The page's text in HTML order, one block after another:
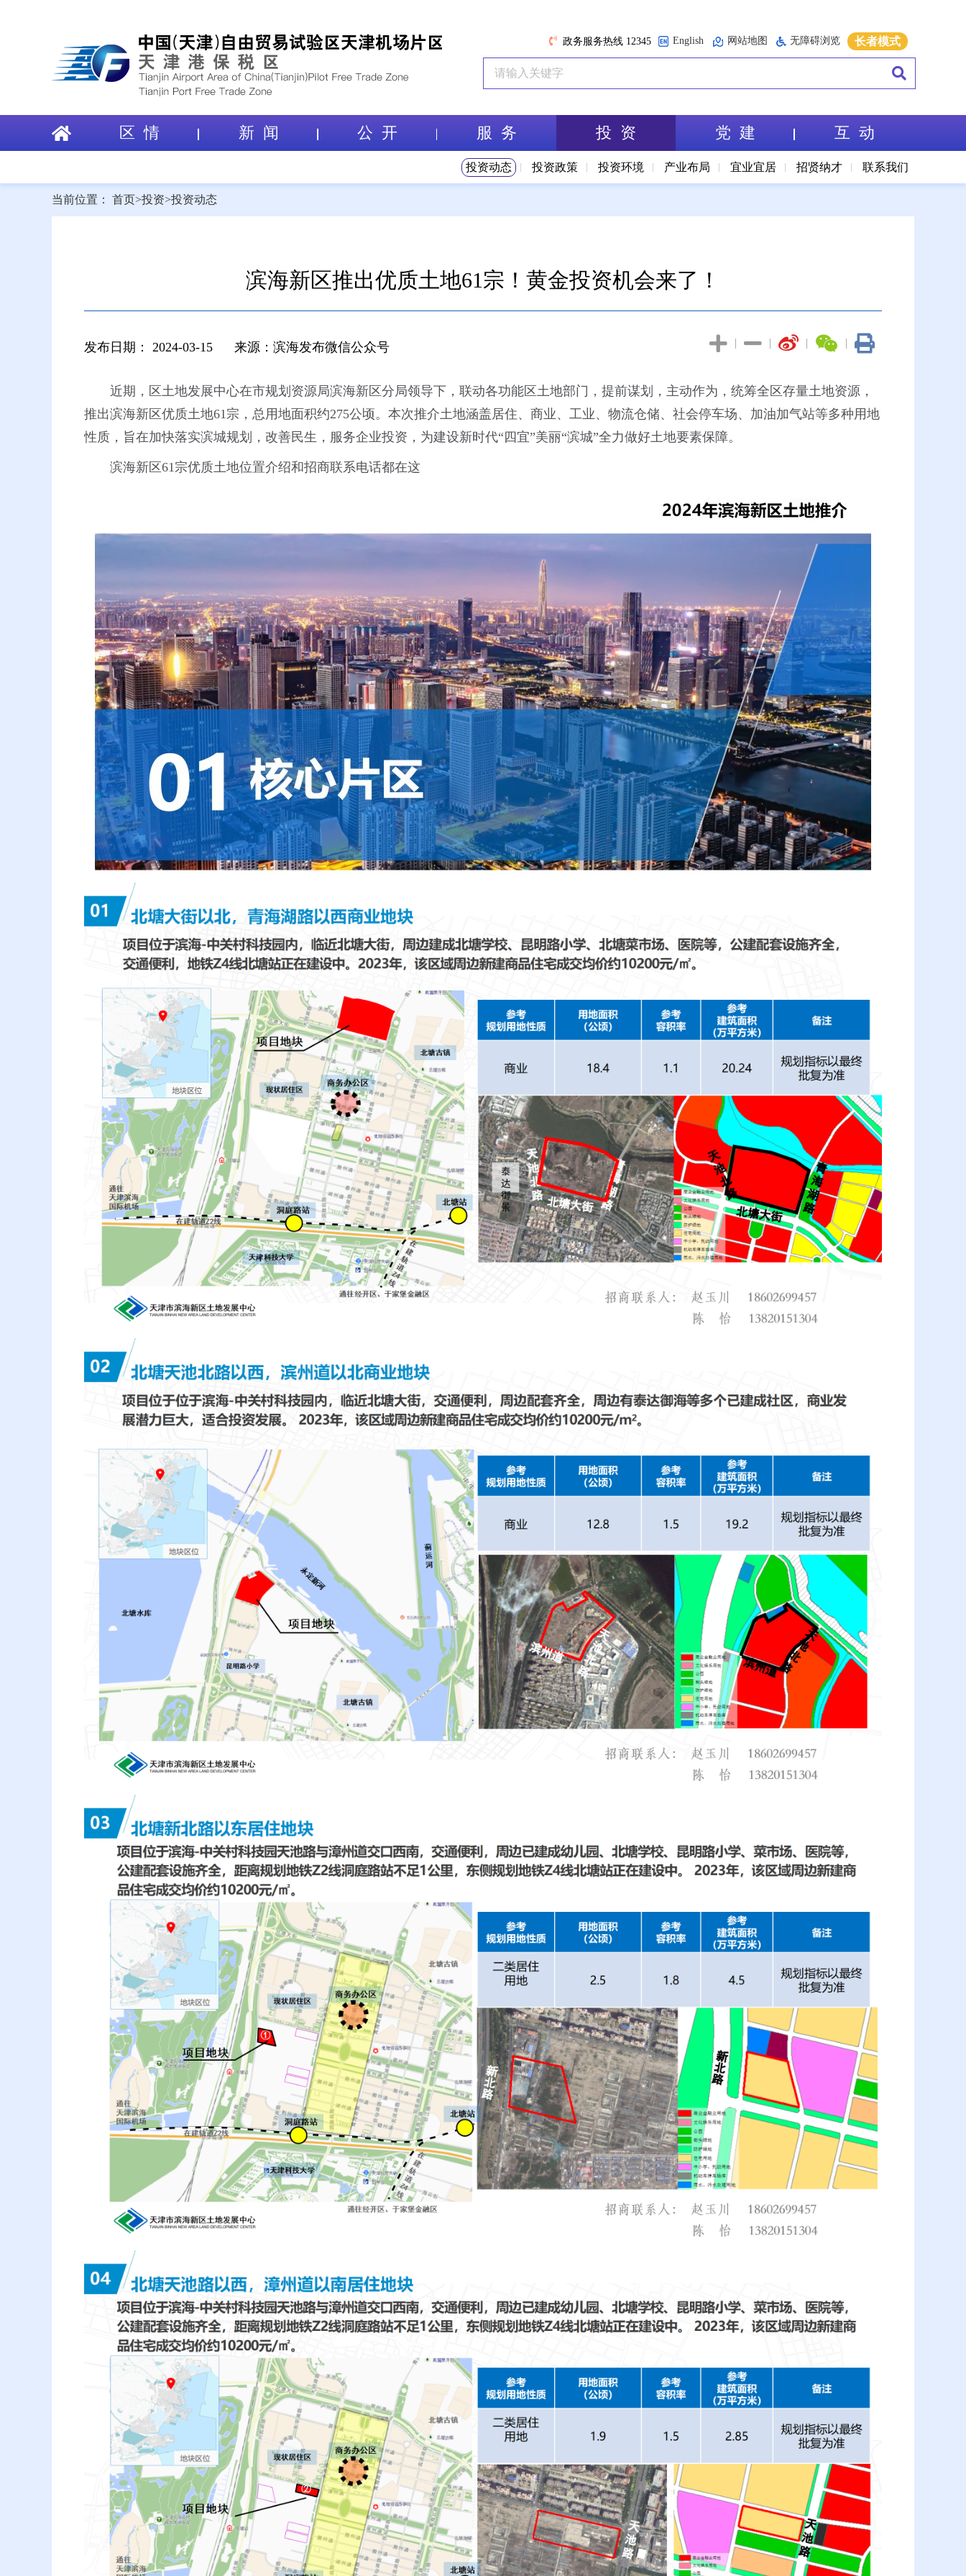
政务服务热线 12345 English 网站地图 无障碍浏览 长者模式
区 情 新 闻 公 开 服 务 投 资
投资动态 投资政策 投资环境 产业布局 宜业宜居 招贤纳才 联系我们
党 建 互 动
当前位置： 首页>投资>投资动态
滨海新区推出优质土地61宗！黄金投资机会来了！
发布日期： 2024-03-15 来源：滨海发布微信公众号 |
|
|
|
近期，区土地发展中心在市规划资源局滨海新区分局领导下，联动各功能区土地部门，提前谋划，主动作为，统筹全区存量土地资源，
推出滨海新区优质土地61宗，总用地面积约275公顷。本次推介土地涵盖居住、商业、工业、物流仓储、社会停车场、加油加气站等多种用地
性质，旨在加快落实滨城规划，改善民生，服务企业投资，为建设新时代“四宜”美丽“滨城”全力做好土地要素保障。
滨海新区61宗优质土地位置介绍和招商联系电话都在这